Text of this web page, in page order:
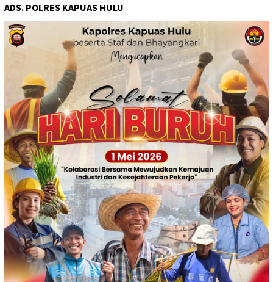
ADS. POLRES KAPUAS HULU